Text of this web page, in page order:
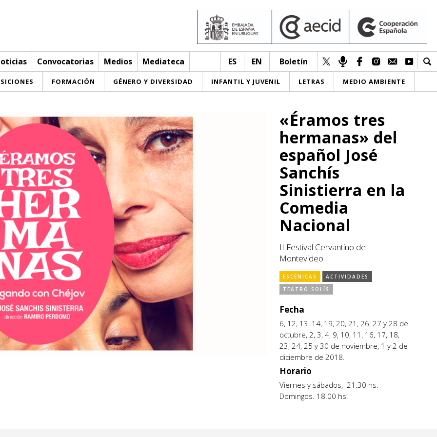
Convocatorias Medios Mediateca ES EN Boletín
FORMACIÓN GÉNERO Y DIVERSIDAD INFANTIL Y JUVENIL LETRAS MEDIO AMBIENTE
«Éramos tres
hermanas» del
español José
Sanchís
Sinistierra en la
Comedia
Nacional
II Festival Cervantino de
Montevideo
ESCÉNICAS
ACTIVIDADES
TEATRO SOLÍS
Fecha
6, 12, 13, 14, 19, 20, 21, 26, 27 y 28 de
octubre, 2, 3, 4, 9, 10, 11, 16, 17, 18,
23, 24, 25 y 30 de noviembre, 1 y 2 de
diciembre de 2018.
Horario
Viernes y sábados, 21.30 hs.
Domingos. 18.00 hs.